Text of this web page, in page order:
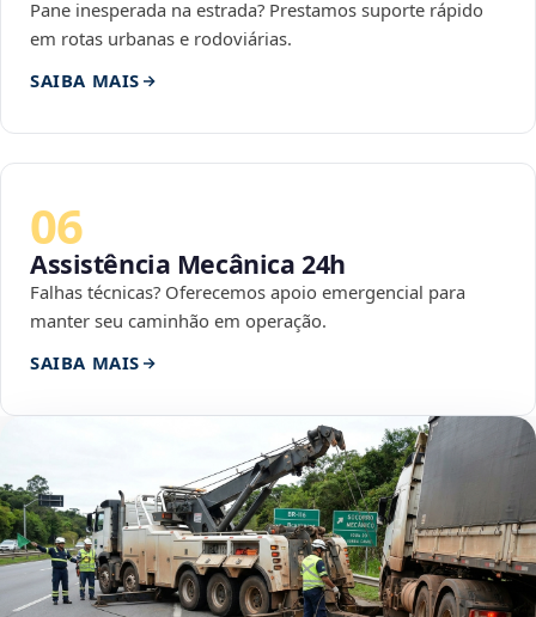
Pane inesperada na estrada? Prestamos suporte rápido
em rotas urbanas e rodoviárias.
SAIBA MAIS
06
Assistência Mecânica 24h
Falhas técnicas? Oferecemos apoio emergencial para
manter seu caminhão em operação.
SAIBA MAIS